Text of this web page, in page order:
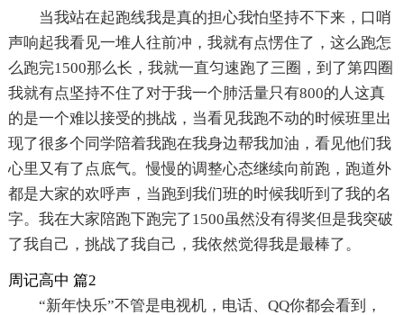
当我站在起跑线我是真的担心我怕坚持不下来，口哨
声响起我看见一堆人往前冲，我就有点愣住了，这么跑怎
么跑完1500那么长，我就一直匀速跑了三圈，到了第四圈
我就有点坚持不住了对于我一个肺活量只有800的人这真
的是一个难以接受的挑战，当看见我跑不动的时候班里出
现了很多个同学陪着我跑在我身边帮我加油，看见他们我
心里又有了点底气。慢慢的调整心态继续向前跑，跑道外
都是大家的欢呼声，当跑到我们班的时候我听到了我的名
字。我在大家陪跑下跑完了1500虽然没有得奖但是我突破
了我自己，挑战了我自己，我依然觉得我是最棒了。
周记高中 篇2
“新年快乐”不管是电视机，电话、QQ你都会看到，